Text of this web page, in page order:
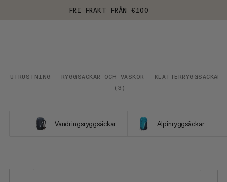
FRI FRAKT FRÅN €100
UTRUSTNING RYGGSÄCKAR OCH VÄSKOR
KLÄTTERRYGGSÄCKAR
( 3 )
Vandringsryggsäckar Alpinryggsäckar